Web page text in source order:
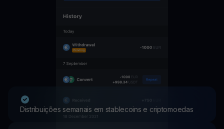
Distribuições semanais em stablecoins e criptomoedas